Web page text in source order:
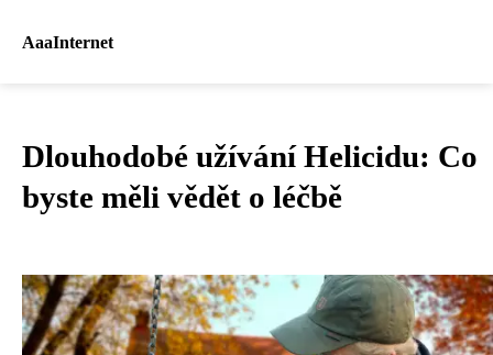
AaaInternet
Dlouhodobé užívání Helicidu: Co
byste měli vědět o léčbě